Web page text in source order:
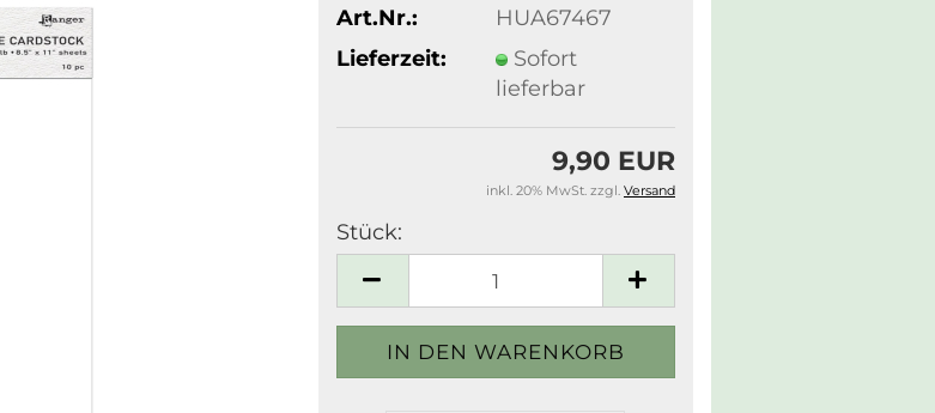
Art.Nr.:
HUA67467
Lieferzeit:
Sofort
lieferbar
9,90 EUR
inkl. 20% MwSt. zzgl. Versand
Stück:
Stück